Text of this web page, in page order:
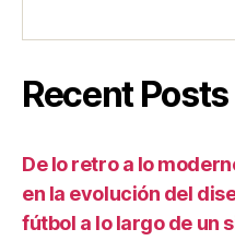
Recent Posts
De lo retro a lo
en la evolución del
fútbol a lo largo de un